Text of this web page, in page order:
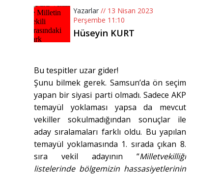
Yazarlar // 13 Nisan 2023
Perşembe 11:10
Hüseyin KURT
Bu tespitler uzar gider!
Şunu bilmek gerek. Samsun’da ön seçim
yapan bir siyasi parti olmadı. Sadece AKP
temayül yoklaması yapsa da mevcut
vekiller sokulmadığından sonuçlar ile
aday sıralamaları farklı oldu. Bu yapılan
temayül yoklamasında 1. sırada çıkan 8.
sıra vekil adayının “Milletvekilliği
listelerinde bölgemizin hassasiyetlerinin